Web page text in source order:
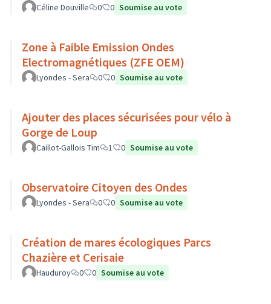
Céline Douville 0 0 Soumise au vote
Zone à Faible Emission Ondes
Electromagnétiques (ZFE OEM)
Lyondes - Sera 0 0 Soumise au vote
Ajouter des places sécurisées pour vélo à
Gorge de Loup
Caillot-Gallois Tim 1 0 Soumise au vote
Observatoire Citoyen des Ondes
Lyondes - Sera 0 0 Soumise au vote
Création de mares écologiques Parcs
Chazière et Cerisaie
Hauduroy 0 0 Soumise au vote